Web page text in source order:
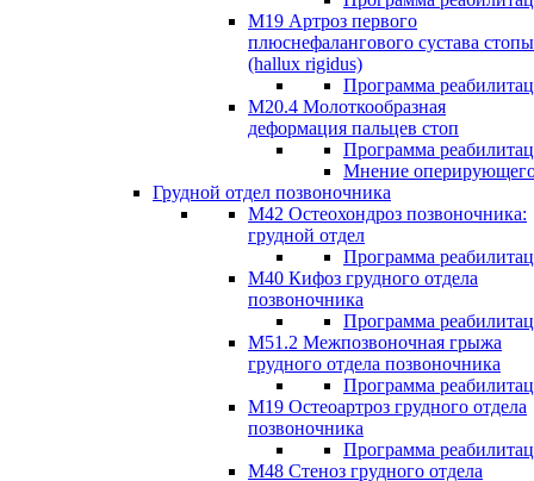
М19 Артроз первого
плюснефалангового сустава стопы
(hallux rigidus)
Программа
М20.4 Молоткообразная
деформация пальцев стоп
Программа
Мнение
Грудной отдел позвоночника
М42 Остеохондроз позвоночника:
грудной отдел
Программа
М40 Кифоз грудного отдела
позвоночника
Программа
M51.2 Межпозвоночная грыжа
грудного отдела позвоночника
Программа
М19 Остеоартроз грудного отдела
позвоночника
Программа
M48 Стеноз грудного отдела